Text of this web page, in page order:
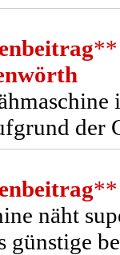
**
der
**
näht
günstige